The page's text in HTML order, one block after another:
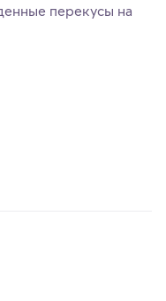
перекусы на